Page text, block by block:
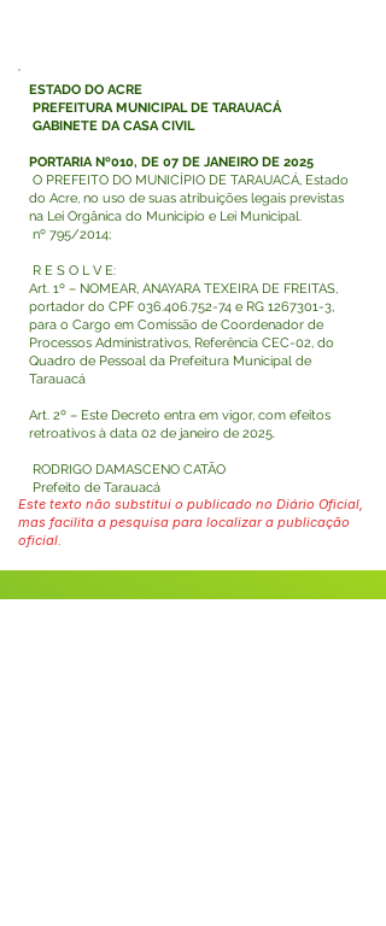
ESTADO DO ACRE
PREFEITURA MUNICIPAL DE TARAUACÁ
GABINETE DA CASA CIVIL
PORTARIA Nº010, DE 07 DE JANEIRO DE 2025
O PREFEITO DO MUNICÍPIO DE TARAUACÁ, Estado
do Acre, no uso de suas atribuições legais previstas
na Lei Orgânica do Município e Lei Municipal.
nº 795/2014;
R E S O L V E:
Art. 1º – NOMEAR, ANAYARA TEXEIRA DE FREITAS,
portador do CPF 036.406.752-74 e RG 1267301-3,
para o Cargo em Comissão de Coordenador de
Processos Administrativos, Referência CEC-02, do
Quadro de Pessoal da Prefeitura Municipal de
Tarauacá
Art. 2º – Este Decreto entra em vigor, com efeitos
retroativos à data 02 de janeiro de 2025.
RODRIGO DAMASCENO CATÃO
Prefeito de Tarauacá
Este texto não substitui o publicado no Diário Oficial,
mas facilita a pesquisa para localizar a publicação
oficial.